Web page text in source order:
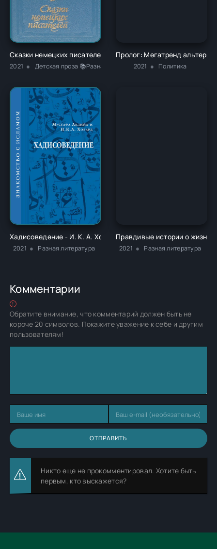
Сказки немецких писателей - Новалис
2021 Детская проза 📚Разная литература
Пролог: Мегатренд
2021 Политика
Хадисоведение - И. К. А. Ховард
2021 Разная литература
Правдивые истории о жизни
2021 Разная литература
Комментарии
Обратите внимание, что комментарий должен быть не
короче 20 символов. Покажите уважение к себе и другим
пользователям!
ОТПРАВИТЬ
Никто еще не прокомментировал. Хотите быть
первым, кто выскажется?